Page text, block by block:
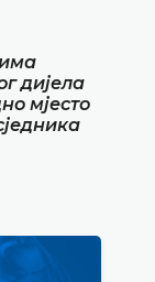
дијела
мјесто